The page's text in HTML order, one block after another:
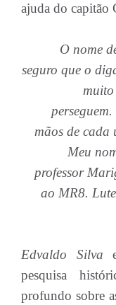
ajuda do capitão
O nome
seguro que o
mãos de cada
Meu
professor
ao MR8.
Edvaldo Silva
pesquisa
profundo sobre